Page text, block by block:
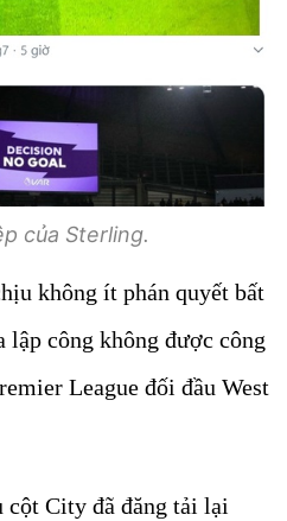
của Sterling.
không ít phán quyết bất
công không được công
League đối đầu West
cột City đã đăng tải lại